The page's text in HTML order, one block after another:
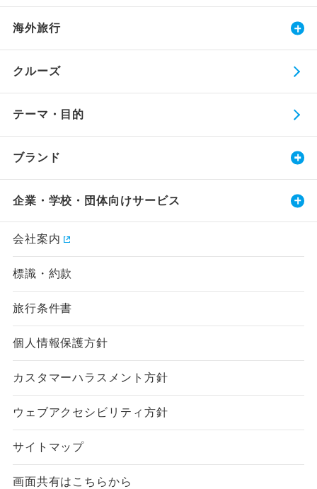
海外旅行
クルーズ
テーマ・目的
ブランド
企業・学校・団体向けサービス
会社案内
標識・約款
旅行条件書
個人情報保護方針
カスタマーハラスメント方針
ウェブアクセシビリティ方針
サイトマップ
画面共有はこちらから